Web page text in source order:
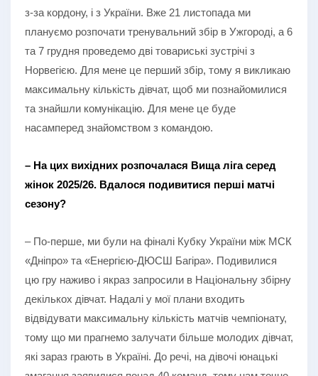
з-за кордону, і з України. Вже 21 листопада ми
плануємо розпочати тренувальний збір в Ужгороді, а 6
та 7 грудня проведемо дві товариські зустрічі з
Норвегією. Для мене це перший збір, тому я викликаю
максимальну кількість дівчат, щоб ми познайомилися
та знайшли комунікацію. Для мене це буде
насамперед знайомством з командою.
– На цих вихідних розпочалася Вища ліга серед
жінок 2025/26. Вдалося подивитися перші матчі
сезону?
– По-перше, ми були на фіналі Кубку України між МСК
«Дніпро» та «Енергією-ДЮСШ Багіра». Подивилися
цю гру наживо і якраз запросили в Національну збірну
декількох дівчат. Надалі у мої плани входить
відвідувати максимальну кількість матчів чемпіонату,
тому що ми прагнемо залучати більше молодих дівчат,
які зараз грають в Україні. До речі, на дівочі юнацькі